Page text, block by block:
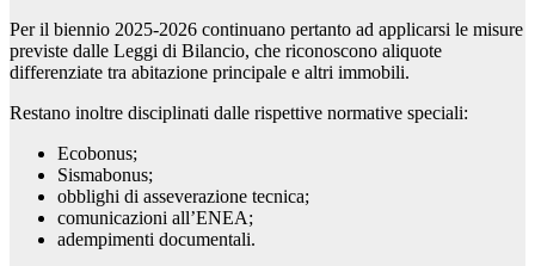
Per il biennio 2025-2026 continuano pertanto ad applicarsi le misure
previste dalle Leggi di Bilancio, che riconoscono aliquote
differenziate tra abitazione principale e altri immobili.
Restano inoltre disciplinati dalle rispettive normative speciali:
Ecobonus;
Sismabonus;
obblighi di asseverazione tecnica;
comunicazioni all’ENEA;
adempimenti documentali.